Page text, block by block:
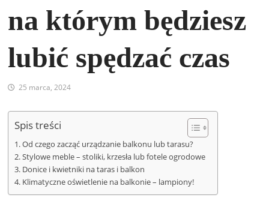
na którym będziesz
lubić spędzać czas
25 marca, 2024
Spis treści
Od czego zacząć urządzanie balkonu lub tarasu?
Stylowe meble – stoliki, krzesła lub fotele ogrodowe
Donice i kwietniki na taras i balkon
Klimatyczne oświetlenie na balkonie – lampiony!